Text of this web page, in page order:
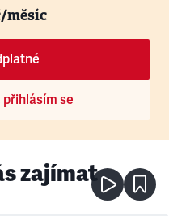
měsíc
se
zajímat